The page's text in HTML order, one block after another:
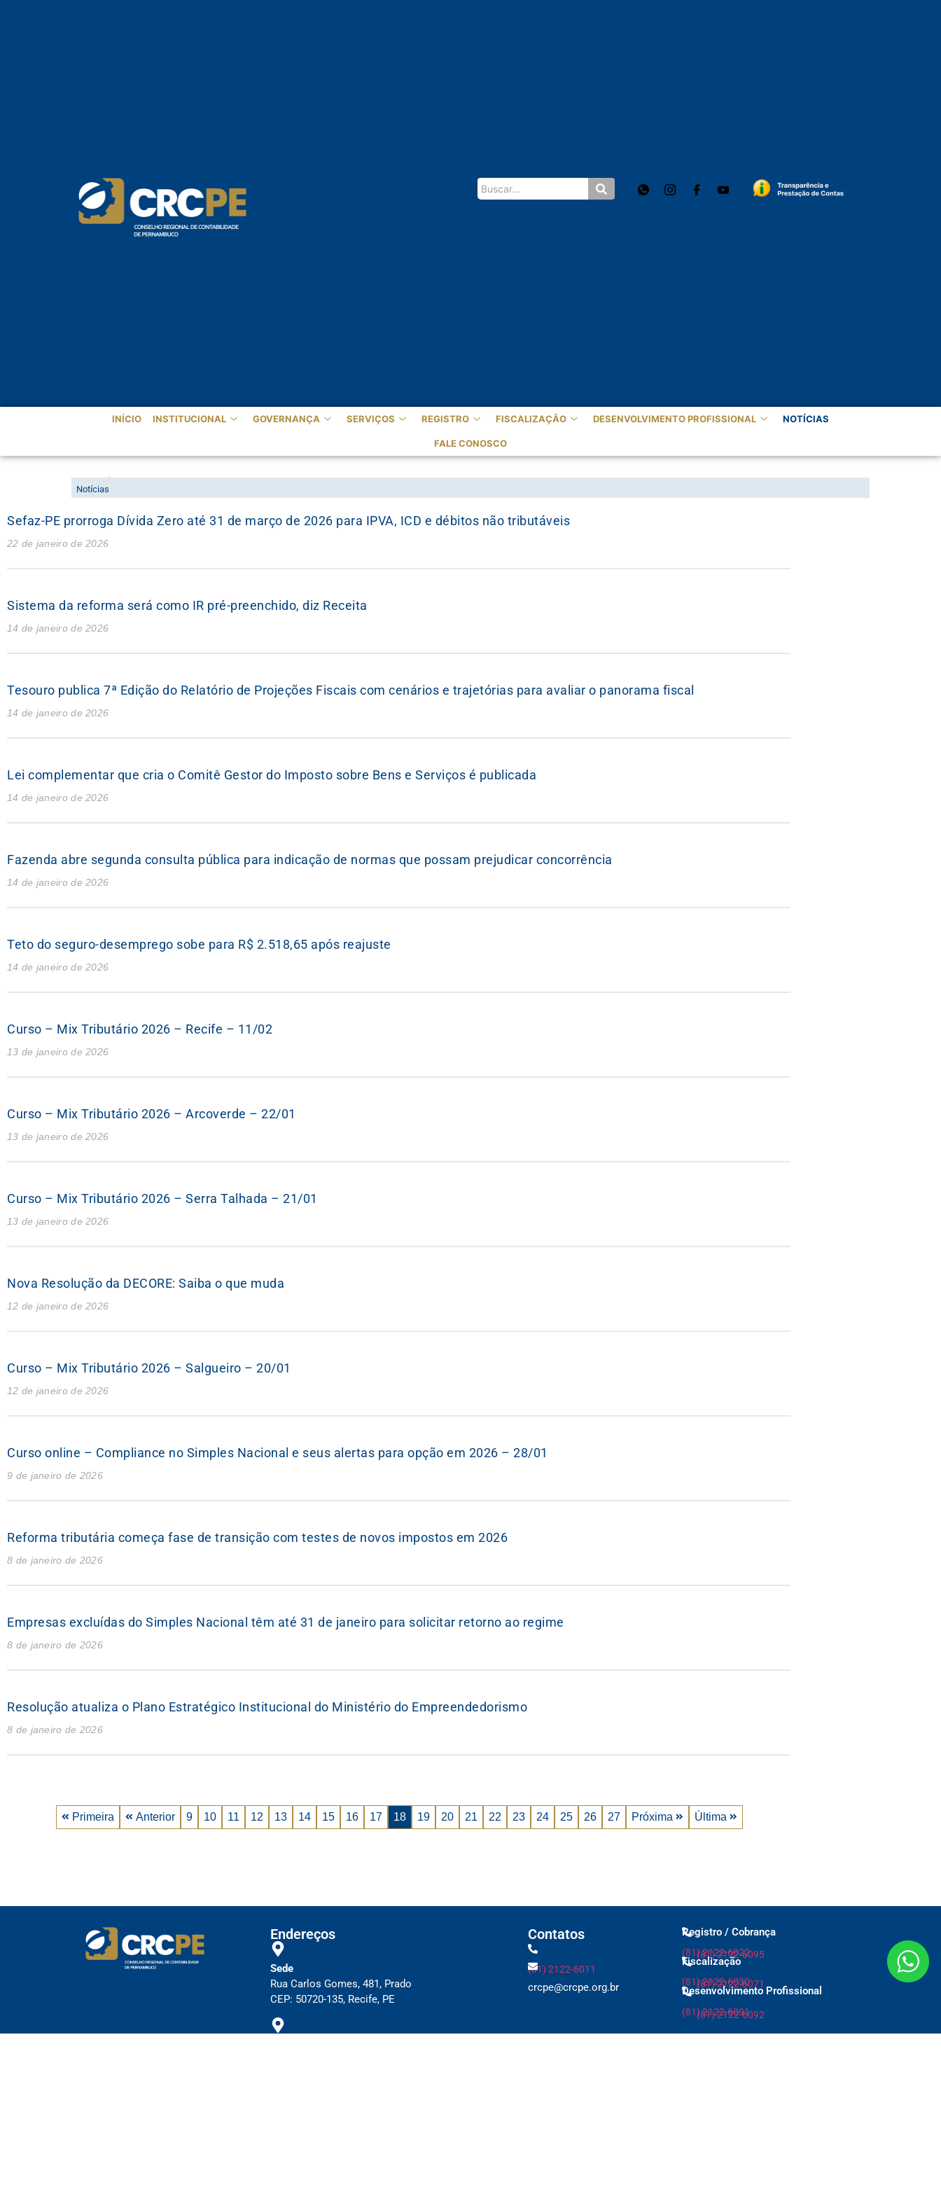
INÍCIO INSTITUCIONAL GOVERNANÇA SERVIÇOS REGISTRO FISCALIZAÇÃO DESENVOLVIMENTO PROFISSIONAL NOTÍCIAS
FALE CONOSCO
NOTÍCIAS
Notícias
Sefaz-PE prorroga Dívida Zero até 31 de março de 2026 para IPVA, ICD e débitos não tributáveis
22 de janeiro de 2026
Sistema da reforma será como IR pré-preenchido, diz Receita
14 de janeiro de 2026
Tesouro publica 7ª Edição do Relatório de Projeções Fiscais com cenários e trajetórias para avaliar o panorama fiscal
14 de janeiro de 2026
Lei complementar que cria o Comitê Gestor do Imposto sobre Bens e Serviços é publicada
14 de janeiro de 2026
Fazenda abre segunda consulta pública para indicação de normas que possam prejudicar concorrência
14 de janeiro de 2026
Teto do seguro-desemprego sobe para R$ 2.518,65 após reajuste
14 de janeiro de 2026
Curso – Mix Tributário 2026 – Recife – 11/02
13 de janeiro de 2026
Curso – Mix Tributário 2026 – Arcoverde – 22/01
13 de janeiro de 2026
Curso – Mix Tributário 2026 – Serra Talhada – 21/01
13 de janeiro de 2026
Nova Resolução da DECORE: Saiba o que muda
12 de janeiro de 2026
Curso – Mix Tributário 2026 – Salgueiro – 20/01
12 de janeiro de 2026
Curso online – Compliance no Simples Nacional e seus alertas para opção em 2026 – 28/01
9 de janeiro de 2026
Reforma tributária começa fase de transição com testes de novos impostos em 2026
8 de janeiro de 2026
Empresas excluídas do Simples Nacional têm até 31 de janeiro para solicitar retorno ao regime
8 de janeiro de 2026
Resolução atualiza o Plano Estratégico Institucional do Ministério do Empreendedorismo
8 de janeiro de 2026
Primeira Anterior 9 10 11 12 13 14 15 16 17 18 19 20 21 22 23 24 25 26 27 Próxima Última
Endereços
Sede
Rua Carlos Gomes, 481, Prado
CEP: 50720-135, Recife, PE
Contatos
(81) 2122-6011
crcpe@crcpe.org.br
Registro / Cobrança
(81) 2122-6022
(81) 2122-6095
Fiscalização
(81) 2122-6030
(81) 2122-6071
Desenvolvimento Profissional
(81) 2122-6091
(81) 2122-6092